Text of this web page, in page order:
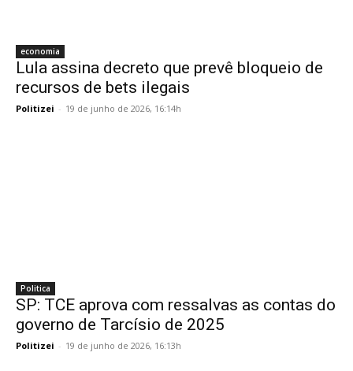
economia
Lula assina decreto que prevê bloqueio de
recursos de bets ilegais
Politizei - 19 de junho de 2026, 16:14h
Politica
SP: TCE aprova com ressalvas as contas do
governo de Tarcísio de 2025
Politizei - 19 de junho de 2026, 16:13h